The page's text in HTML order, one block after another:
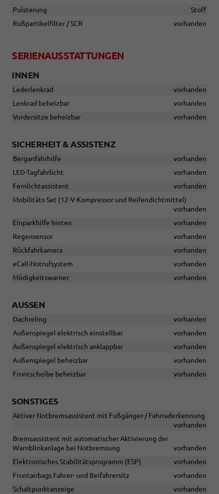
Polsterung
Stoff
Rußpartikelfilter / SCR
vorhanden
SERIENAUSSTATTUNGEN
INNEN
Lederlenkrad
vorhanden
Lenkrad beheizbar
vorhanden
Vordersitze beheizbar
vorhanden
SICHERHEIT & ASSISTENZ
Berganfahrhilfe
vorhanden
LED-Tagfahrlicht
vorhanden
Fernlichtassistent
vorhanden
Mobilitäts-Set (12-V-Kompressor und Reifendichtmittel)
vorhanden
Einparkhilfe hinten
vorhanden
Regensensor
vorhanden
Rückfahrkamera
vorhanden
eCall-Notrufsystem
vorhanden
Müdigkeitswarner
vorhanden
AUSSEN
Dachreling
vorhanden
Außenspiegel elektrisch einstellbar
vorhanden
Außenspiegel elektrisch anklappbar
vorhanden
Außenspiegel beheizbar
vorhanden
Frontscheibe beheizbar
vorhanden
SONSTIGES
Aktiver Notbremsassistent mit Fußgänger-/ Fahrraderkennung
vorhanden
Bremsassistent mit automatischer Aktivierung der
Warnblinkanlage bei Notbremsung
vorhanden
Elektronisches Stabilitätsprogramm (ESP)
vorhanden
Frontairbags Fahrer- und Beifahrersitz
vorhanden
Schaltpunktanzeige
vorhanden